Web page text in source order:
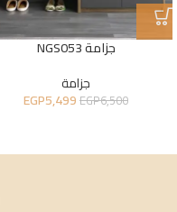
جزامة NGS053
جزامة
EGP6,500
EGP5,499